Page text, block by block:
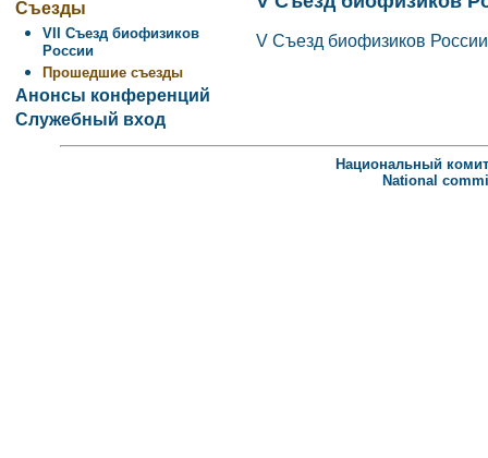
Съезды
VII Съезд биофизиков
России
Прошедшие съезды
Анонсы конференций
Служебный вход
V Съезд биофизиков
Национальный
National